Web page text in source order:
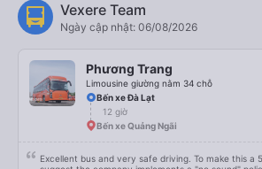
Vexere Team
Ngày cập nhật: 06/08/2026
Phương Trang
Limousine giường nằm 34 chỗ
Bến xe Đà Lạt
12 giờ
Bến xe Quảng Ngãi
Excellent bus and very safe driving. To make this a